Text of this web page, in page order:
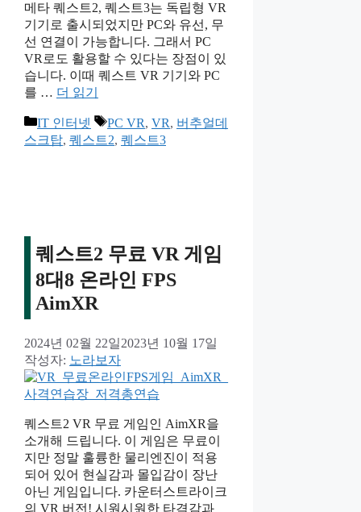
메타 퀘스트2, 퀘스트3는 독립형 VR
기기로 출시되었지만 PC와 유선, 무
선 연결이 가능합니다. 그래서 PC
VR로도 활용할 수 있다는 장점이 있
습니다. 이때 퀘스트 VR 기기와 PC
를 … 더 읽기
카
테
IT 인터넷
태
그
PC VR, VR, 버추얼데
스크탑, 퀘스트2, 퀘스트3
퀘스트2 무료 VR 게임
8대8 온라인 FPS
AimXR
2024년 02월 22일2023년 10월 17일
작성자: 노라보자
퀘스트2 VR 무료 게임인 AimXR을
소개해 드립니다. 이 게임은 무료이
지만 정말 훌륭한 물리엔진이 적용
되어 있어 현실감과 몰입감이 장난
아닌 게임입니다. 카운터스트라이크
의 VR 버전! 시원시원한 타격감과